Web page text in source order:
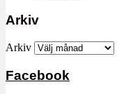
Arkiv
Arkiv
Facebook